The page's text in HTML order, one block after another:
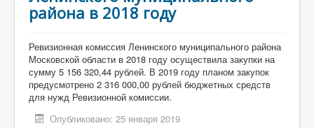
района в 2018 году
Ревизионная комиссия Ленинского муниципального района
Московской области в 2018 году осуществила закупки на
сумму 5 156 320,44 рублей. В 2019 году планом закупок
предусмотрено 2 316 000,00 рублей бюджетных средств
для нужд Ревизионной комиссии.
Опубликовано: 25 января 2019